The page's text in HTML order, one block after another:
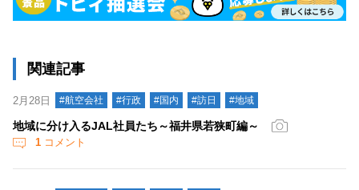
関連記事
2月28日 #航空会社 #行政 #国内 #訪日 #地域
地域に分け入るJAL社員たち～福井県若狭町編～
1 コメント